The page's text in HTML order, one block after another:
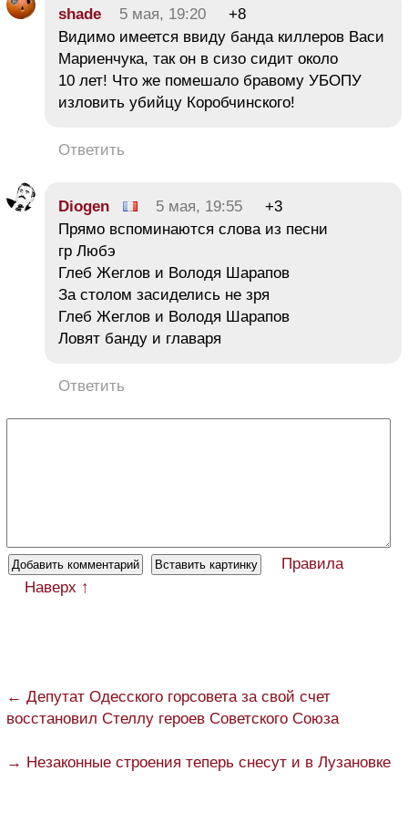
shade 5 мая, 19:20
+8
Видимо имеется ввиду банда киллеров Васи
Мариенчука, так он в сизо сидит около
10 лет! Что же помешало бравому УБОПУ
изловить убийцу Коробчинского!
Ответить
Diogen 5 мая, 19:55
+3
Прямо вспоминаются слова из песни
гр Любэ
Глеб Жеглов и Володя Шарапов
За столом засиделись не зря
Глеб Жеглов и Володя Шарапов
Ловят банду и главаря
Ответить
Правила
Наверх ↑
← Депутат Одесского горсовета за свой счет
восстановил Стеллу героев Советского Союза
→ Незаконные строения теперь снесут и в Лузановке